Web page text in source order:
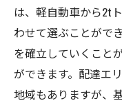
は、軽自動車から2t
わせて選ぶことがで
を確立していくこと
ができます。配達エ
地域もありますが、